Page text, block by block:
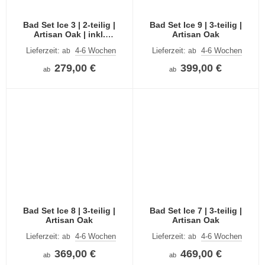
Bad Set Ice 3 | 2-teilig |
Artisan Oak | inkl.
Lieferzeit: ab 4-6 Wochen
ab 279,00 €
Bad Set Ice 9 | 3-teilig |
Artisan Oak
Lieferzeit:ab 4-6 Wochen
ab 399,00 €
Bad Set Ice 8 | 3-teilig |
Artisan Oak
Lieferzeit: ab 4-6 Wochen
ab 369,00 €
Bad Set Ice 7 | 3-teilig |
Artisan Oak
Lieferzeit:ab 4-6 Wochen
ab 469,00 €